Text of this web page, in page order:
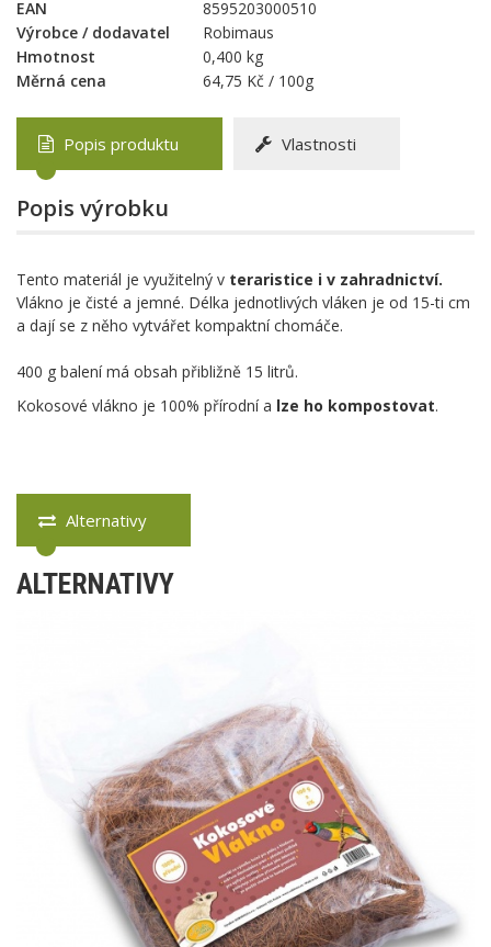
EAN
8595203000510
Výrobce / dodavatel
Robimaus
Hmotnost
0,400 kg
Měrná cena
64,75 Kč / 100g
Popis produktu Vlastnosti
Popis výrobku
Tento materiál je využitelný v teraristice i v zahradnictví.
Vlákno je čisté a jemné. Délka jednotlivých vláken je od 15-ti cm
a dají se z něho vytvářet kompaktní chomáče.
400 g balení má obsah přibližně 15 litrů.
Kokosové vlákno je 100% přírodní a lze ho kompostovat.
Alternativy
ALTERNATIVY